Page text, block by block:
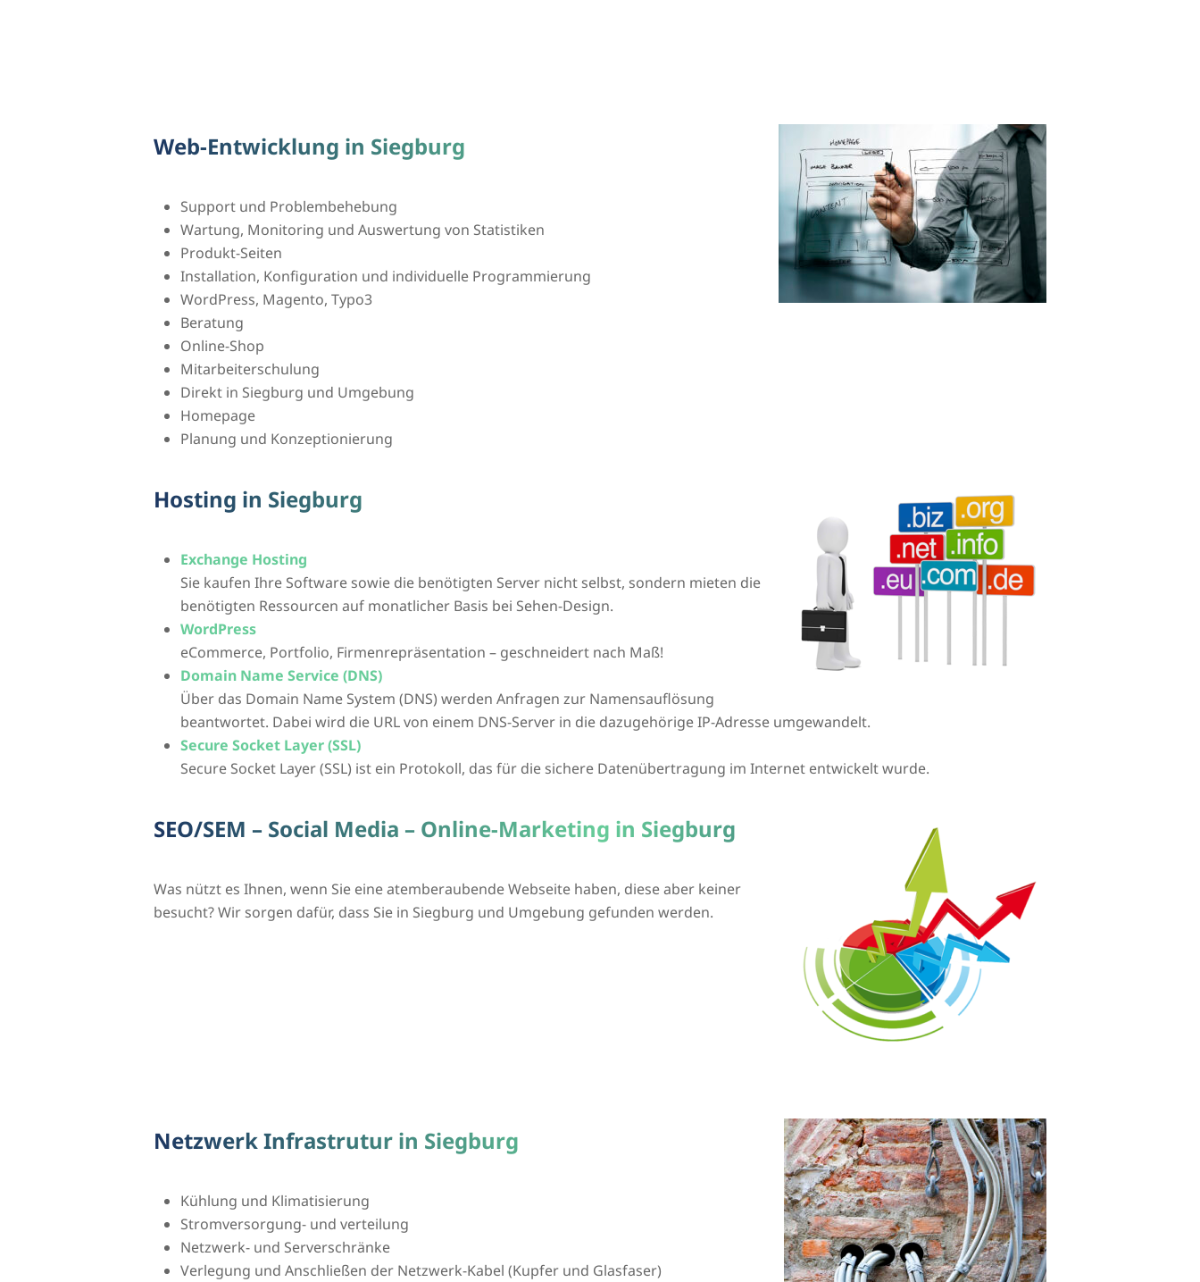
Web-Entwicklung in Siegburg
Support und Problembehebung
Wartung, Monitoring und Auswertung von Statistiken
Produkt-Seiten
Installation, Konfiguration und individuelle Programmierung
WordPress, Magento, Typo3
Beratung
Online-Shop
Mitarbeiterschulung
Direkt in Siegburg und Umgebung
Homepage
Planung und Konzeptionierung
Hosting in Siegburg
Exchange Hosting
Sie kaufen Ihre Software sowie die benötigten Server nicht selbst, sondern mieten die
benötigten Ressourcen auf monatlicher Basis bei Sehen-Design.
WordPress
eCommerce, Portfolio, Firmenrepräsentation – geschneidert nach Maß!
Domain Name Service (DNS)
Über das Domain Name System (DNS) werden Anfragen zur Namensauflösung
beantwortet. Dabei wird die URL von einem DNS-Server in die dazugehörige IP-Adresse umgewandelt.
Secure Socket Layer (SSL)
Secure Socket Layer (SSL) ist ein Protokoll, das für die sichere Datenübertragung im Internet entwickelt wurde.
SEO/SEM – Social Media – Online-Marketing in Siegburg
Was nützt es Ihnen, wenn Sie eine atemberaubende Webseite haben, diese aber keiner
besucht? Wir sorgen dafür, dass Sie in Siegburg und Umgebung gefunden werden.
Netzwerk Infrastrutur in Siegburg
Kühlung und Klimatisierung
Stromversorgung- und verteilung
Netzwerk- und Serverschränke
Verlegung und Anschließen der Netzwerk-Kabel (Kupfer und Glasfaser)